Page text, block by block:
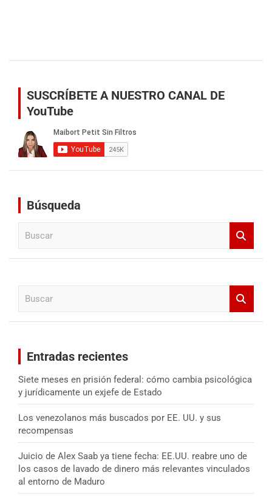
SUSCRÍBETE A NUESTRO CANAL DE
YouTube
Búsqueda
Entradas recientes
Siete meses en prisión federal: cómo cambia psicológica
y jurídicamente un exjefe de Estado
Los venezolanos más buscados por EE. UU. y sus
recompensas
Juicio de Alex Saab ya tiene fecha: EE.UU. reabre uno de
los casos de lavado de dinero más relevantes vinculados
al entorno de Maduro